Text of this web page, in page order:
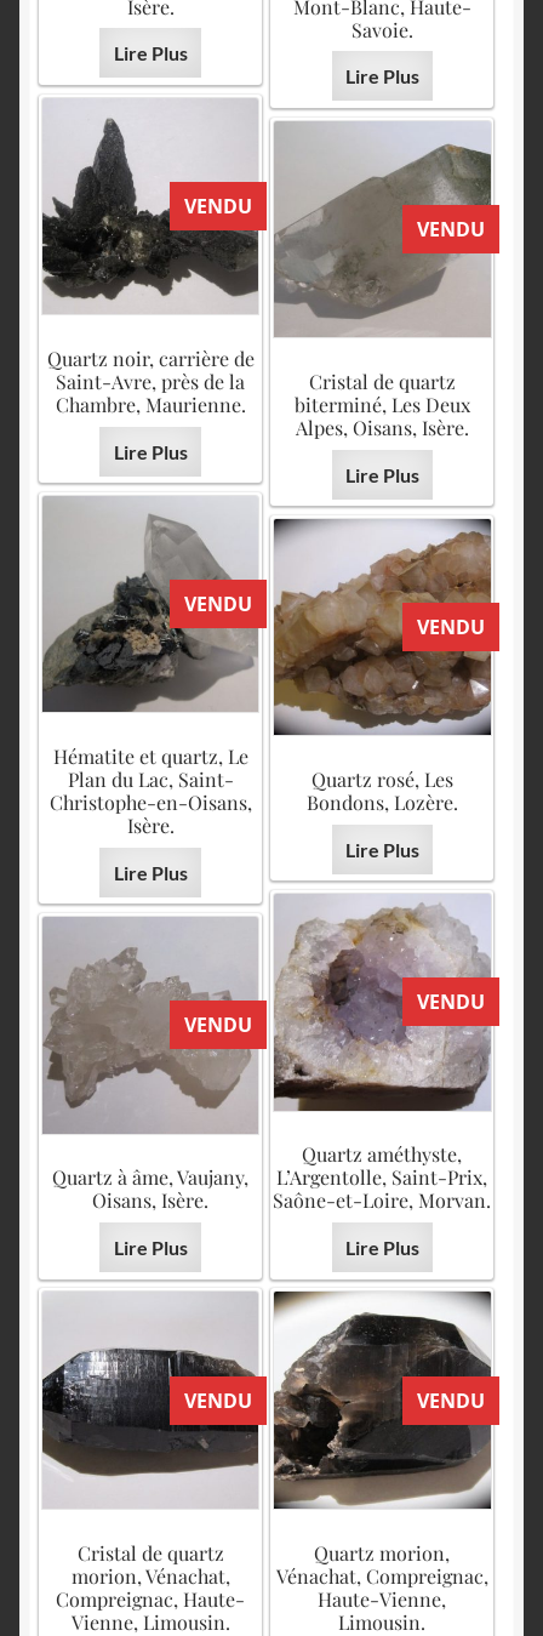
Isère.
Lire Plus
Mont-Blanc, Haute-
Savoie.
Lire Plus
VENDU
Quartz noir, carrière de
Saint-Avre, près de la
Chambre, Maurienne.
Lire Plus
VENDU
Cristal de quartz
biterminé, Les Deux
Alpes, Oisans, Isère.
Lire Plus
VENDU
Hématite et quartz, Le
Plan du Lac, Saint-
Christophe-en-Oisans,
Isère.
Lire Plus
VENDU
Quartz rosé, Les
Bondons, Lozère.
Lire Plus
VENDU
Quartz améthyste,
L’Argentolle, Saint-Prix,
Saône-et-Loire, Morvan.
Lire Plus
VENDU
Quartz à âme, Vaujany,
Oisans, Isère.
Lire Plus
VENDU
Cristal de quartz
morion, Vénachat,
Compreignac, Haute-
Vienne, Limousin.
VENDU
Quartz morion,
Vénachat, Compreignac,
Haute-Vienne,
Limousin.